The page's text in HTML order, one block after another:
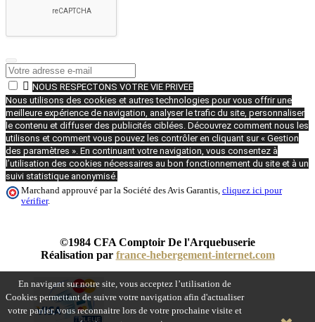
En navigant sur notre site, vous acceptez l’utilisation de
Cookies permettant de suivre votre navigation afin d'actualiser
votre panier, vous reconnaitre lors de votre prochaine visite et
 NOUS RESPECTONS VOTRE VIE PRIVEE
Nous utilisons des cookies et autres technologies pour vous offrir une
meilleure expérience de navigation, analyser le trafic du site, personnaliser
le contenu et diffuser des publicités ciblées. Découvrez comment nous les
utilisons et comment vous pouvez les contrôler en cliquant sur « Gestion
des paramètres ». En continuant votre navigation, vous consentez à
l’utilisation des cookies nécessaires au bon fonctionnement du site et à un
suivi statistique anonymisé.
Marchand approuvé par la Société des Avis Garantis, cliquez ici pour
vérifier.
©1984 CFA Comptoir De l'Arquebuserie
Réalisation par france-hebergement-internet.com